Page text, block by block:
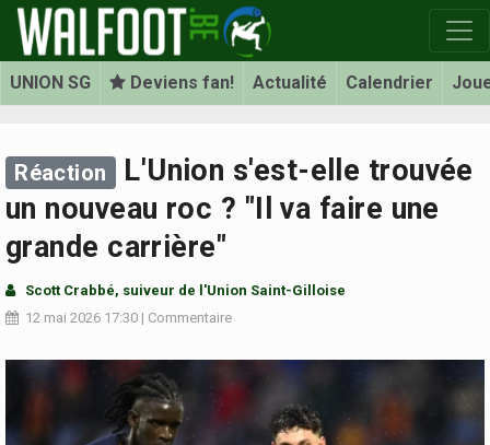
UNION SG Deviens fan! Actualité Calendrier
Réaction L'Union s'est-elle trouvée
un nouveau roc ? "Il va faire une
grande carrière"
Scott Crabbé, suiveur de l'Union Saint-Gilloise
12 mai 2026 17:30 | Commentaire